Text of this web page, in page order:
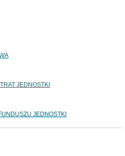
JEDNOSTKI
JEDNOSTKI